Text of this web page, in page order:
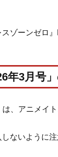
ゾーンゼロ』
年3月号
は、アニメイ
ないように注